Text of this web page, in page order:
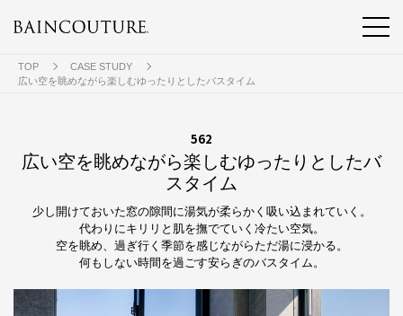
TOP
CASE STUDY
広い空を眺めながら楽しむゆったりとしたバスタイム
562
広い空を眺めながら楽しむゆったりとしたバ
スタイム
少し開けておいた窓の隙間に湯気が柔らかく吸い込まれていく。
代わりにキリリと肌を撫でていく冷たい空気。
空を眺め、過ぎ行く季節を感じながらただ湯に浸かる。
何もしない時間を過ごす安らぎのバスタイム。